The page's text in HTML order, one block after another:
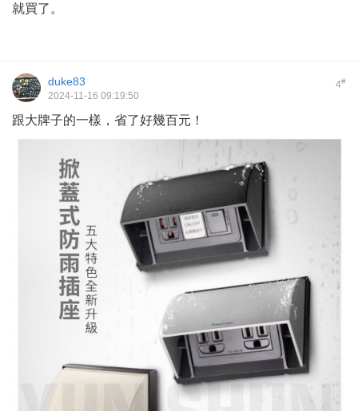
就買了。
4#
duke83
2024-11-16 09:19:50
跟大牌子的一樣，省了好幾百元！